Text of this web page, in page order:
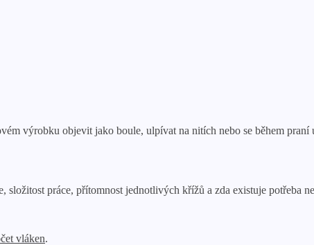
výrobku objevit jako boule, ulpívat na nitích nebo se během
práce, přítomnost jednotlivých křížů a zda existuje potřeba
vláken.